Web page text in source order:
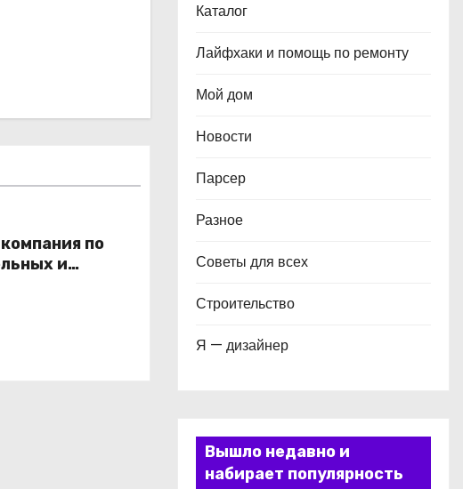
по
и
Каталог
Лайфхаки и помощь по ремонту
Мой дом
Новости
Парсер
Разное
Советы для всех
Строительство
Я — дизайнер
Вышло недавно и
набирает популярность